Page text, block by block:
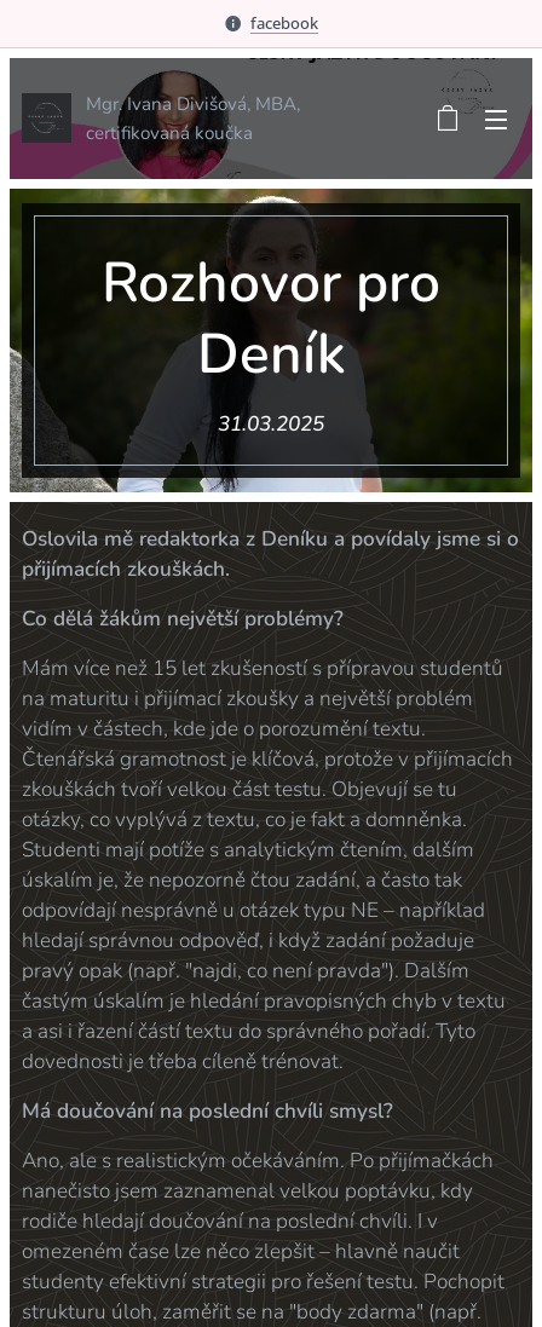
facebook
Mgr. Ivana Divišová, MBA,
certifikovaná koučka
Rozhovor pro
Deník
31.03.2025
Oslovila mě redaktorka z Deníku a povídaly jsme si o
přijímacích zkouškách.
Co dělá žákům největší problémy?
Mám více než 15 let zkušeností s přípravou studentů
na maturitu i přijímací zkoušky a největší problém
vidím v částech, kde jde o porozumění textu.
Čtenářská gramotnost je klíčová, protože v přijímacích
zkouškách tvoří velkou část testu. Objevují se tu
otázky, co vyplývá z textu, co je fakt a domněnka.
Studenti mají potíže s analytickým čtením, dalším
úskalím je, že nepozorně čtou zadání, a často tak
odpovídají nesprávně u otázek typu NE – například
hledají správnou odpověď, i když zadání požaduje
pravý opak (např. "najdi, co není pravda"). Dalším
častým úskalím je hledání pravopisných chyb v textu
a asi i řazení částí textu do správného pořadí. Tyto
dovednosti je třeba cíleně trénovat.
Má doučování na poslední chvíli smysl?
Ano, ale s realistickým očekáváním. Po přijímačkách
nanečisto jsem zaznamenal velkou poptávku, kdy
rodiče hledají doučování na poslední chvíli. I v
omezeném čase lze něco zlepšit – hlavně naučit
studenty efektivní strategii pro řešení testu. Pochopit
strukturu úloh, zaměřit se na "body zdarma" (např.